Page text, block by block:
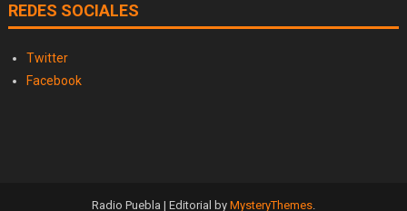
REDES SOCIALES
Twitter
Facebook
Radio Puebla | Editorial by MysteryThemes.